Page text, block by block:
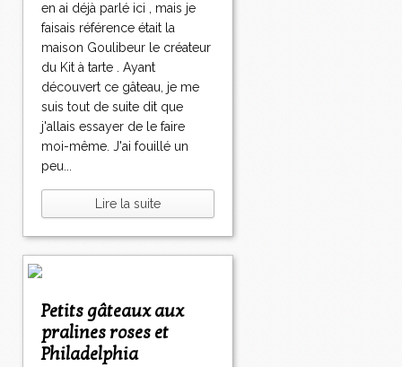
en ai déjà parlé ici , mais je
faisais référence était la
maison Goulibeur le créateur
du Kit à tarte . Ayant
découvert ce gâteau, je me
suis tout de suite dit que
j'allais essayer de le faire
moi-même. J'ai fouillé un
peu...
Lire la suite
Petits gâteaux aux
pralines roses et
Philadelphia